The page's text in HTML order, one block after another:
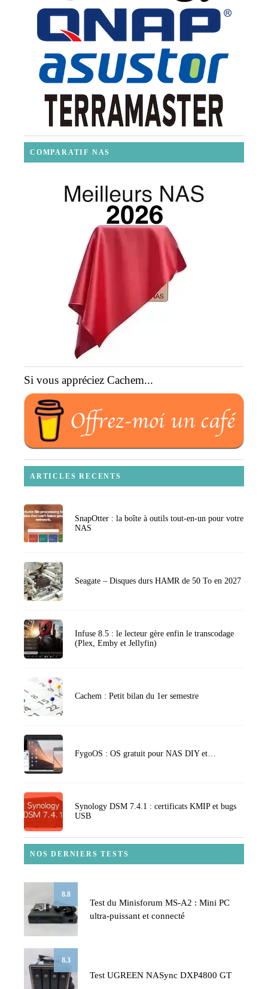
COMPARATIF NAS
Si vous appréciez Cachem...
ARTICLES RECENTS
SnapOtter : la boîte à outils tout-en-un pour votre
NAS
Seagate – Disques durs HAMR de 50 To en 2027
Infuse 8.5 : le lecteur gère enfin le transcodage
(Plex, Emby et Jellyfin)
Cachem : Petit bilan du 1er semestre
FygoOS : OS gratuit pour NAS DIY et…
Synology DSM 7.4.1 : certificats KMIP et bugs
USB
NOS DERNIERS TESTS
8.8
Test du Minisforum MS-A2 : Mini PC
ultra-puissant et connecté
8.3
Test UGREEN NASync DXP4800 GT